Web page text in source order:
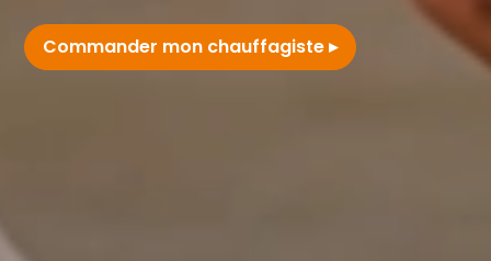
Commander mon chauffagiste